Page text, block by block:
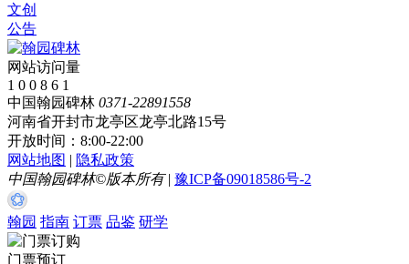
文创
公告
网站访问量
1 0 0 8 6 1
中国翰园碑林 0371-22891558
河南省开封市龙亭区龙亭北路15号
开放时间：8:00-22:00
网站地图 | 隐私政策
中国翰园碑林©版本所有 | 豫ICP备09018586号-2
翰园 指南 订票 品鉴 研学
门票预订